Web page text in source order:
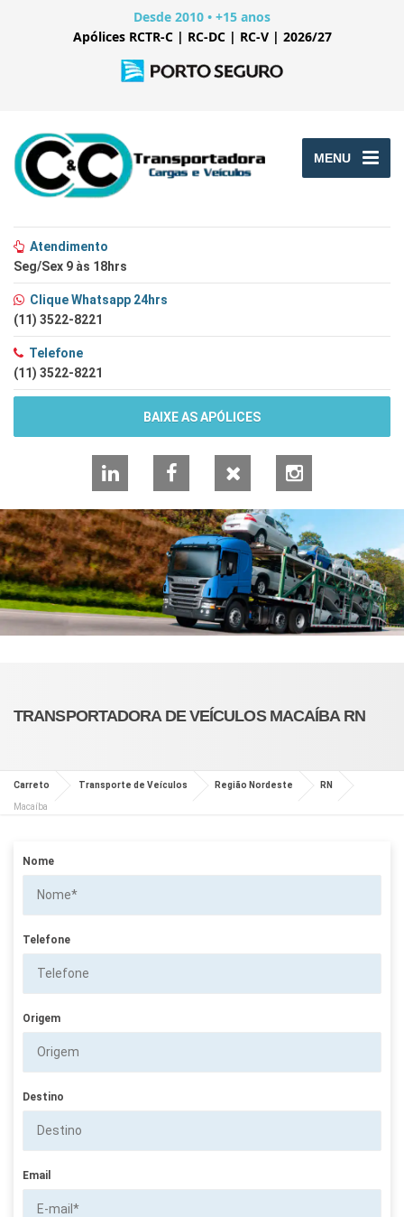
Desde 2010 • +15 anos
Apólices RCTR-C | RC-DC | RC-V | 2026/27
MENU
Atendimento
Seg/Sex 9 às 18hrs
Clique Whatsapp 24hrs
(11) 3522-8221
Telefone
(11) 3522-8221
BAIXE AS APÓLICES
LinkedInFacebook Instagram
TRANSPORTADORA DE VEÍCULOS MACAÍBA RN
Carreto Transporte de Veículos Região Nordeste RN
Macaíba
Nome
Telefone
Origem
Destino
Email